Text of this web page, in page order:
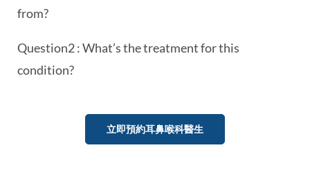
from?
Question2 : What’s the treatment for this
condition?
立即預約耳鼻喉科醫生